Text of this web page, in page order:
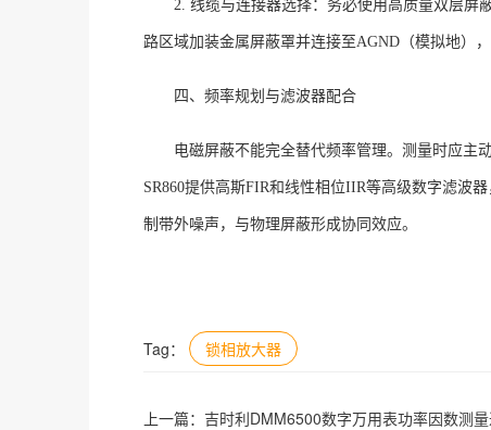
2. 线缆与连接器选择：务必使用高质量双层屏
路区域加装金属屏蔽罩并连接至AGND（模拟地）
四、频率规划与滤波器配合
电磁屏蔽不能完全替代频率管理。测量时应主
SR860提供高斯FIR和线性相位IIR等高级数字滤波
制带外噪声，与物理屏蔽形成协同效应。
Tag： 锁相放大器
上一篇： 吉时利DMM6500数字万用表功率因数测